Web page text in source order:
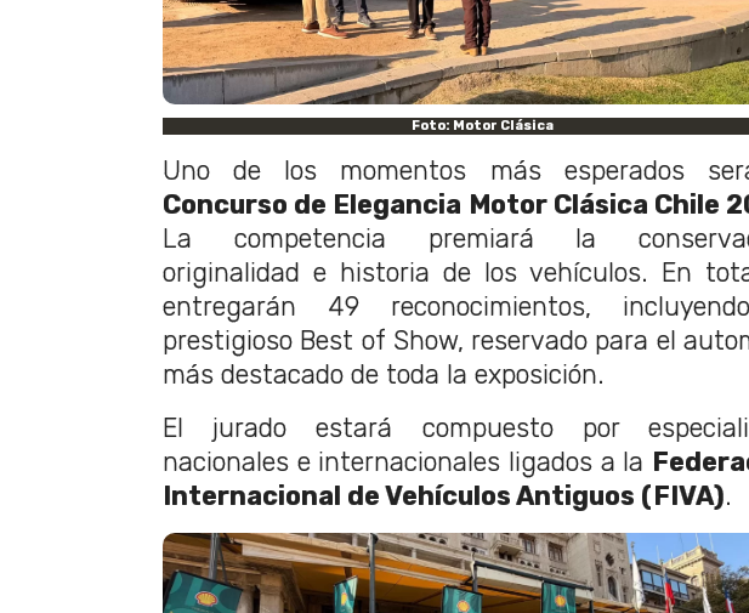
Foto: Motor Clásica
Uno de los momentos más esperados
Concurso de Elegancia Motor Clásica Chile
La competencia premiará la
originalidad e historia de los vehículos. En
entregarán 49 reconocimientos,
prestigioso Best of Show, reservado para el
más destacado de toda la exposición.
El jurado estará compuesto por
nacionales e internacionales ligados a la
Internacional de Vehículos Antiguos (FIVA).